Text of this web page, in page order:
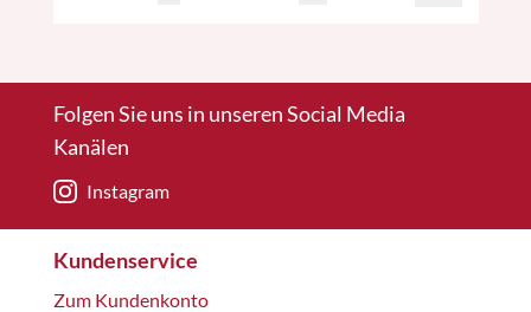
Folgen Sie uns in unseren Social Media
Kanälen
Instagram
Kundenservice
Zum Kundenkonto